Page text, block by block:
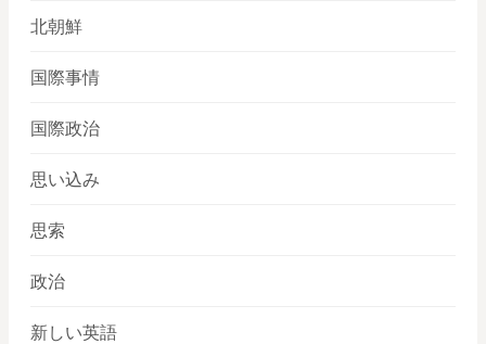
北朝鮮
国際事情
国際政治
思い込み
思索
政治
新しい英語